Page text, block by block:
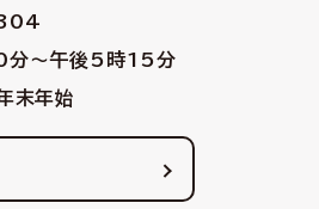
分〜午後5時15分
末年始